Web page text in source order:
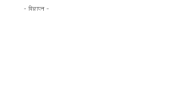
- विज्ञापन -